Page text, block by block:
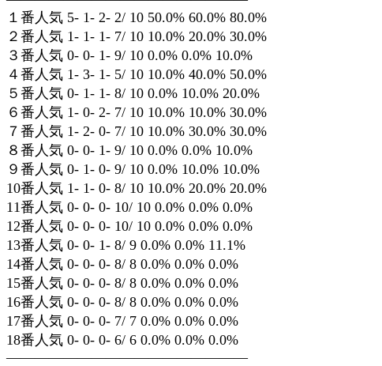
１番人気 5- 1- 2- 2/ 10 50.0% 60.0% 80.0%
２番人気 1- 1- 1- 7/ 10 10.0% 20.0% 30.0%
３番人気 0- 0- 1- 9/ 10 0.0% 0.0% 10.0%
４番人気 1- 3- 1- 5/ 10 10.0% 40.0% 50.0%
５番人気 0- 1- 1- 8/ 10 0.0% 10.0% 20.0%
６番人気 1- 0- 2- 7/ 10 10.0% 10.0% 30.0%
７番人気 1- 2- 0- 7/ 10 10.0% 30.0% 30.0%
８番人気 0- 0- 1- 9/ 10 0.0% 0.0% 10.0%
９番人気 0- 1- 0- 9/ 10 0.0% 10.0% 10.0%
10番人気 1- 1- 0- 8/ 10 10.0% 20.0% 20.0%
11番人気 0- 0- 0- 10/ 10 0.0% 0.0% 0.0%
12番人気 0- 0- 0- 10/ 10 0.0% 0.0% 0.0%
13番人気 0- 0- 1- 8/ 9 0.0% 0.0% 11.1%
14番人気 0- 0- 0- 8/ 8 0.0% 0.0% 0.0%
15番人気 0- 0- 0- 8/ 8 0.0% 0.0% 0.0%
16番人気 0- 0- 0- 8/ 8 0.0% 0.0% 0.0%
17番人気 0- 0- 0- 7/ 7 0.0% 0.0% 0.0%
18番人気 0- 0- 0- 6/ 6 0.0% 0.0% 0.0%
—————————————————